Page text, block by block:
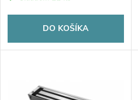
d
o
d
DO KOŠÍKA